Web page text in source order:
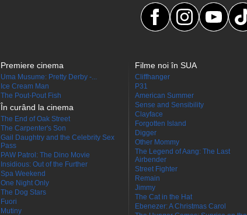
Premiere cinema
Uma Musume: Pretty Derby -...
Ice Cream Man
The Pout-Pout Fish
În curând la cinema
The End of Oak Street
The Carpenter's Son
Gail Daughtry and the Celebrity Sex
Pass
PAW Patrol: The Dino Movie
Insidious: Out of the Further
Spa Weekend
One Night Only
The Dog Stars
Fuori
Mutiny
Filme noi în SUA
Cliffhanger
P31
American Summer
Sense and Sensibility
Clayface
Forgotten Island
Digger
Other Mommy
The Legend of Aang: The Last
Airbender
Street Fighter
Remain
Jimmy
The Cat in the Hat
Ebenezer: A Christmas Carol